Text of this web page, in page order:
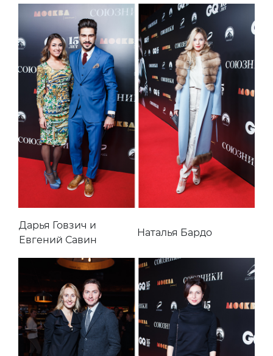
Дарья Говзич и
Евгений Савин
Наталья Бардо